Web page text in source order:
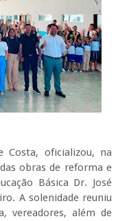
Costa, oficializou, na
obras de reforma e
Básica Dr. José
A solenidade reuniu
vereadores, além de